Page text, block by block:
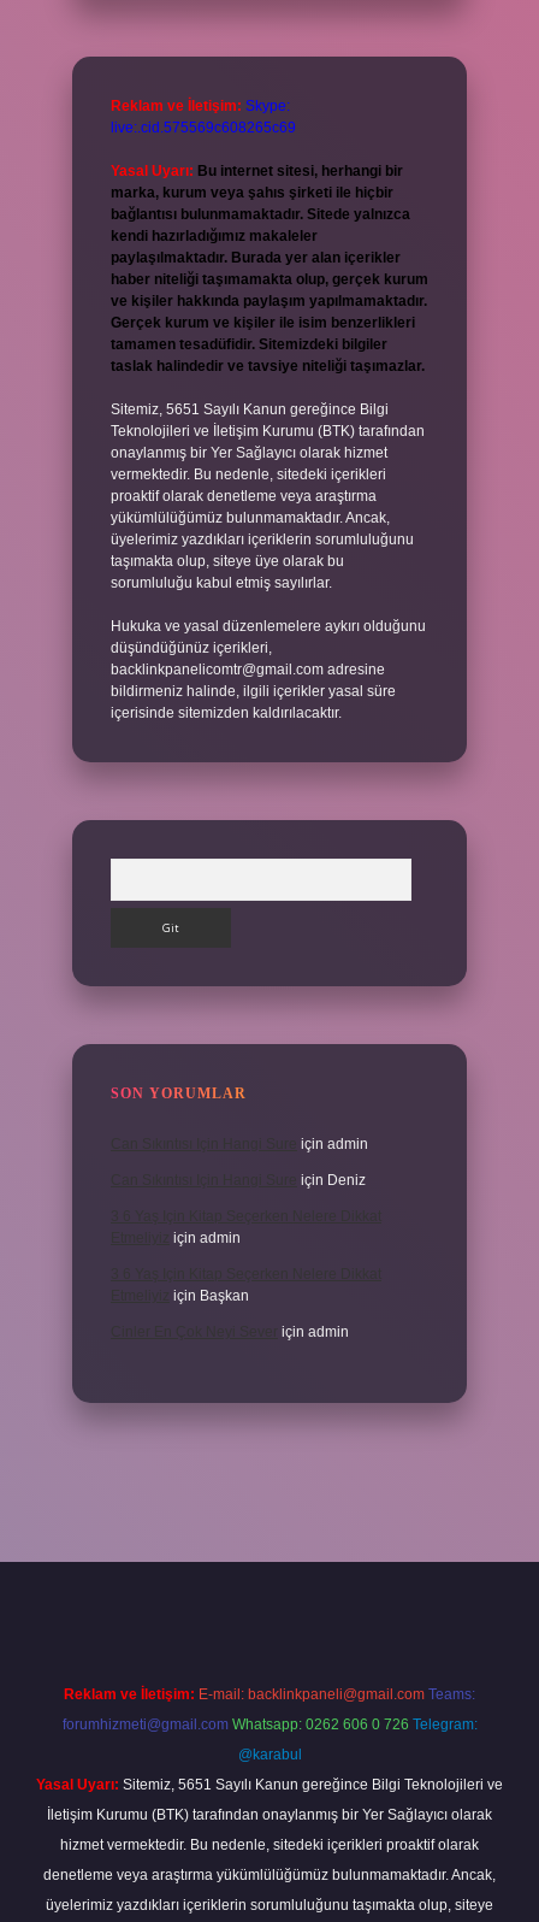
Reklam ve İletişim: Skype:
live:.cid.575569c608265c69
Yasal Uyarı: Bu internet sitesi, herhangi bir
marka, kurum veya şahıs şirketi ile hiçbir
bağlantısı bulunmamaktadır. Sitede yalnızca
kendi hazırladığımız makaleler
paylaşılmaktadır. Burada yer alan içerikler
haber niteliği taşımamakta olup, gerçek kurum
ve kişiler hakkında paylaşım yapılmamaktadır.
Gerçek kurum ve kişiler ile isim benzerlikleri
tamamen tesadüfidir. Sitemizdeki bilgiler
taslak halindedir ve tavsiye niteliği taşımazlar.
Sitemiz, 5651 Sayılı Kanun gereğince Bilgi
Teknolojileri ve İletişim Kurumu (BTK) tarafından
onaylanmış bir Yer Sağlayıcı olarak hizmet
vermektedir. Bu nedenle, sitedeki içerikleri
proaktif olarak denetleme veya araştırma
yükümlülüğümüz bulunmamaktadır. Ancak,
üyelerimiz yazdıkları içeriklerin sorumluluğunu
taşımakta olup, siteye üye olarak bu
sorumluluğu kabul etmiş sayılırlar.
Hukuka ve yasal düzenlemelere aykırı olduğunu
düşündüğünüz içerikleri,
backlinkpanelicomtr@gmail.com adresine
bildirmeniz halinde, ilgili içerikler yasal süre
içerisinde sitemizden kaldırılacaktır.
SON YORUMLAR
için admin
için Deniz
için admin
için Başkan
için admin
Reklam ve İletişim: E-mail: backlinkpaneli@gmail.com Teams:
forumhizmeti@gmail.com Whatsapp: 0262 606 0 726 Telegram:
@karabul
Yasal Uyarı: Sitemiz, 5651 Sayılı Kanun gereğince Bilgi Teknolojileri ve
İletişim Kurumu (BTK) tarafından onaylanmış bir Yer Sağlayıcı olarak
hizmet vermektedir. Bu nedenle, sitedeki içerikleri proaktif olarak
denetleme veya araştırma yükümlülüğümüz bulunmamaktadır. Ancak,
üyelerimiz yazdıkları içeriklerin sorumluluğunu taşımakta olup, siteye